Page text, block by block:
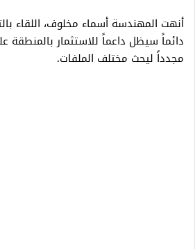
أنهت المهندسة أسماء مخلوف، اللقاء
دائماً سيظل داعماً للاستثمار بالمنطقة
مجدداً ليحث مختلف الملفات.